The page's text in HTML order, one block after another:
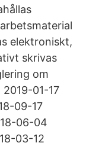
elektroniskt,
skrivas
om
01-17
09-17
06-04
03-12